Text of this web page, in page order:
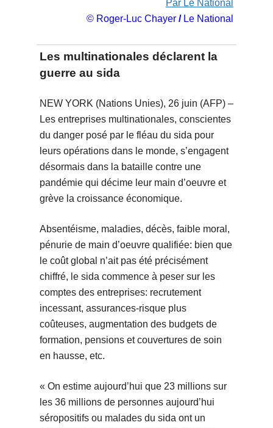
Par Le National
© Roger-Luc Chayer/Le National
Les multinationales déclarent la
guerre au sida
NEW YORK (Nations Unies), 26 juin (AFP) –
Les entreprises multinationales, conscientes
du danger posé par le fléau du sida pour
leurs opérations dans le monde, s’engagent
désormais dans la bataille contre une
pandémie qui décime leur main d’oeuvre et
grève la croissance économique.
Absentéisme, maladies, décès, faible moral,
pénurie de main d’oeuvre qualifiée: bien que
le coût global n’ait pas été précisément
chiffré, le sida commence à peser sur les
comptes des entreprises: recrutement
incessant, assurances-risque plus
coûteuses, augmentation des budgets de
formation, pensions et couvertures de soin
en hausse, etc.
« On estime aujourd’hui que 23 millions sur
les 36 millions de personnes aujourd’hui
séropositifs ou malades du sida ont un